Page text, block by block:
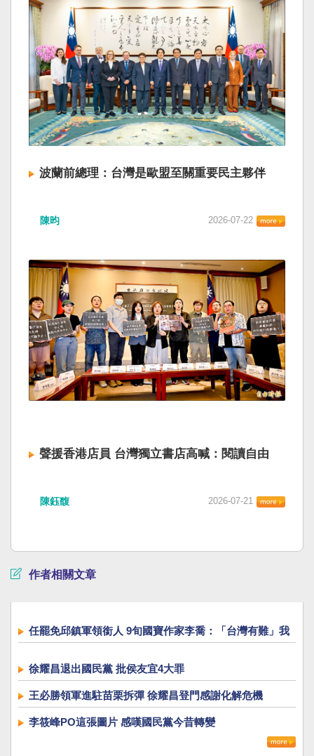
波蘭前總理：台灣是歐盟至關重要民主夥伴
陳昀 2026-07-22
聲援香港店員 台灣獨立書店高喊：閱讀自由
陳鈺馥 2026-07-21
作者相關文章
任罷免邱鎮軍領銜人 9旬國寶作家李喬：「台灣有難」我
選擇站出來
徐耀昌退出國民黨 批侯友宜4大罪
王必勝領軍進駐苗栗拆彈 徐耀昌登門感謝化解危機
李筱峰PO這張圖片 感嘆國民黨今昔轉變